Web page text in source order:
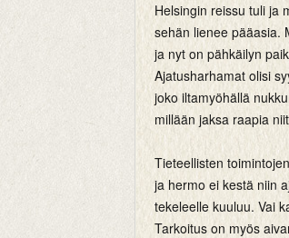
Helsingin reissu tuli ja
sehän lienee pääasia.
ja nyt on pähkäilyn
Ajatusharhamat olisi
joko iltamyöhällä
millään jaksa raapia
Tieteellisten
ja hermo ei kestä niin
tekeleelle kuuluu. Vai
Tarkoitus on myös